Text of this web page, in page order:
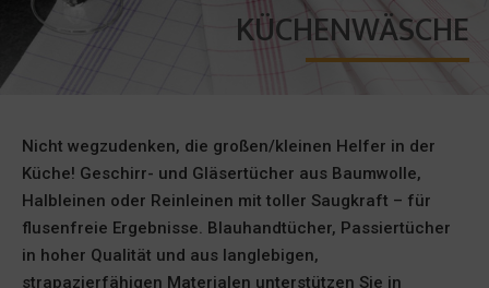
KÜCHENWÄSCHE
Nicht wegzudenken, die großen/kleinen Helfer in der
Küche! Geschirr- und Gläsertücher aus Baumwolle,
Halbleinen oder Reinleinen mit toller Saugkraft – für
flusenfreie Ergebnisse. Blauhandtücher, Passiertücher
in hoher Qualität und aus langlebigen,
strapazierfähigen Materialen unterstützen Sie in